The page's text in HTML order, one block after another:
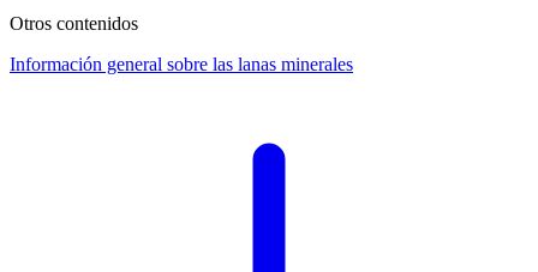
Otros contenidos
Información general sobre las lanas minerales